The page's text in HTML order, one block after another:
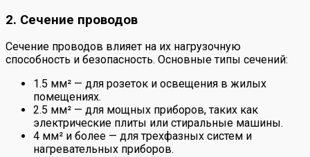
2. Сечение проводов
Сечение проводов влияет на их нагрузочную
способность и безопасность. Основные типы сечений:
1.5 мм² — для розеток и освещения в жилых
помещениях.
2.5 мм² — для мощных приборов, таких как
электрические плиты или стиральные машины.
4 мм² и более — для трехфазных систем и
нагревательных приборов.